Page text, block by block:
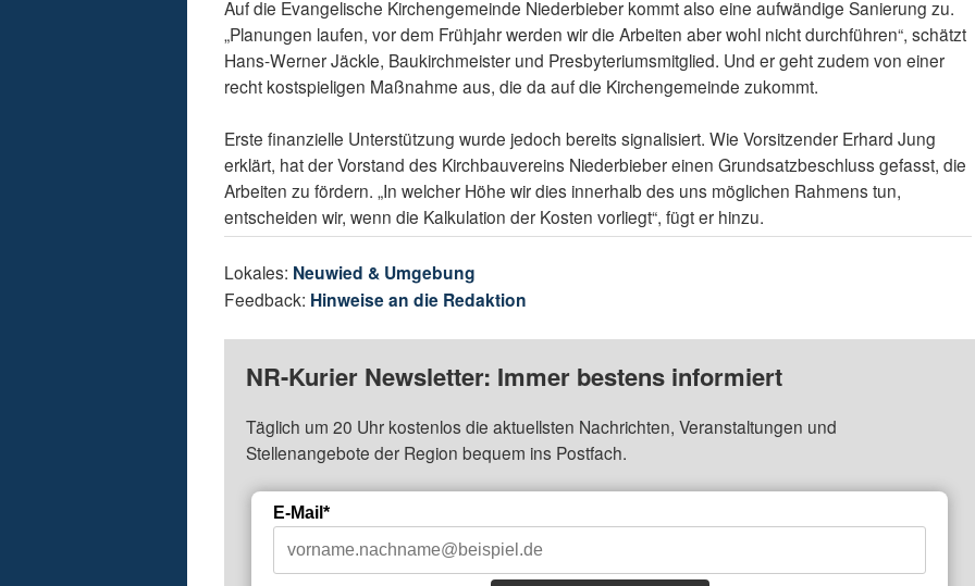
Auf die Evangelische Kirchengemeinde Niederbieber kommt also eine aufwändige Sanierung zu.
„Planungen laufen, vor dem Frühjahr werden wir die Arbeiten aber wohl nicht durchführen“, schätzt
Hans-Werner Jäckle, Baukirchmeister und Presbyteriumsmitglied. Und er geht zudem von einer
recht kostspieligen Maßnahme aus, die da auf die Kirchengemeinde zukommt.
Erste finanzielle Unterstützung wurde jedoch bereits signalisiert. Wie Vorsitzender Erhard Jung
erklärt, hat der Vorstand des Kirchbauvereins Niederbieber einen Grundsatzbeschluss gefasst, die
Arbeiten zu fördern. „In welcher Höhe wir dies innerhalb des uns möglichen Rahmens tun,
entscheiden wir, wenn die Kalkulation der Kosten vorliegt“, fügt er hinzu.
Lokales: Neuwied & Umgebung
Feedback: Hinweise an die Redaktion
NR-Kurier Newsletter: Immer bestens informiert
Täglich um 20 Uhr kostenlos die aktuellsten Nachrichten, Veranstaltungen und
Stellenangebote der Region bequem ins Postfach.
E-Mail*